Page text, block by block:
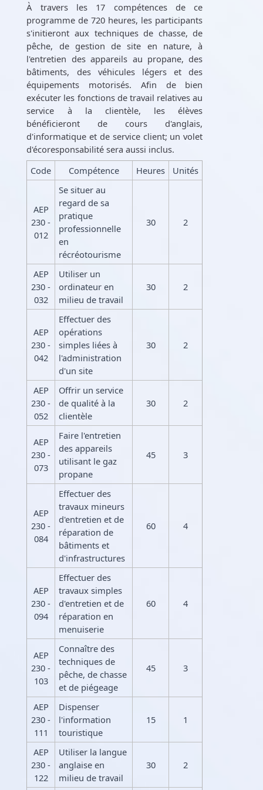
À travers les 17 compétences de ce
programme de 720 heures, les participants
s'initieront aux techniques de chasse, de
pêche, de gestion de site en nature, à
l'entretien des appareils au propane, des
bâtiments, des véhicules légers et des
équipements motorisés. Afin de bien
exécuter les fonctions de travail relatives au
service à la clientèle, les élèves
bénéficieront de cours d'anglais,
d'informatique et de service client; un volet
d'écoresponsabilité sera aussi inclus.
Code
Compétence Heures Unités
AEP
230 -
012
Se situer au
regard de sa
pratique
professionnelle
en
récréotourisme
30 2
AEP
230 -
032
Utiliser un
ordinateur en
milieu de travail
30 2
AEP
230 -
042
Effectuer des
opérations
simples liées à
l'administration
d'un site
30 2
AEP
230 -
052
Offrir un service
de qualité à la
clientèle
30 2
AEP
230 -
073
Faire l'entretien
des appareils
utilisant le gaz
propane
45 3
AEP
230 -
084
Effectuer des
travaux mineurs
d'entretien et de
réparation de
bâtiments et
d'infrastructures
60 4
AEP
230 -
094
Effectuer des
travaux simples
d'entretien et de
réparation en
menuiserie
60 4
AEP
230 -
103
Connaître des
techniques de
pêche, de chasse
et de piégeage
45 3
AEP
230 -
111
Dispenser
l'information
touristique
15 1
AEP
230 -
122
Utiliser la langue
anglaise en
milieu de travail
30 2